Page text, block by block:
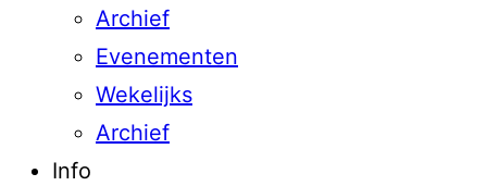
Archief
Evenementen
Wekelijks
Archief
Info